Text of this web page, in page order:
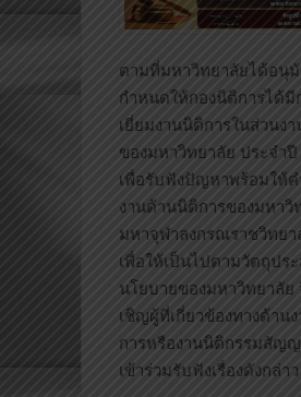
ตามที่มหาวิทยาลัยได้อนุ
กำหนดให้กองนิติการได้มี
เยี่ยมงานนิติการในส่วนง
ของมหาวิทยาลัย ประจำ
เพื่อรับฟังปัญหาพร้อมให้
งานด้านนิติการของมหาวิ
มหาจุฬาลงกรณราชวิทย
เพื่อให้เป็นไปตามวัตถุปร
นโยบายของมหาวิทยาลัย
เชิญผู้ที่เกี่ยวข้องทางด้าน
การหรืองานนิติกรรมสัญญ
เข้าร่วมรับฟังเรื่องดังกล่าว